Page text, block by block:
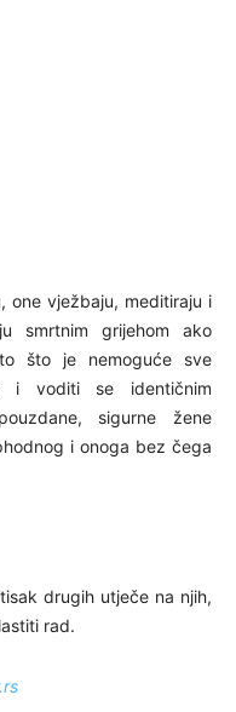
one vježbaju, meditiraju i
smrtnim grijehom ako
što je nemoguće sve
i voditi se identičnim
sigurne žene
i onoga bez čega
drugih utječe na njih,
rad.